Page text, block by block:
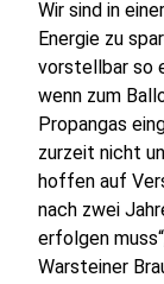
Wir sind in
Energie zu
vorstellbar so
wenn zum
Propangas
zurzeit nicht
hoffen auf
nach zwei
erfolgen
Warsteiner